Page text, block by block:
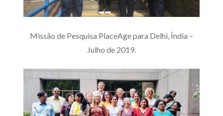
Missão de Pesquisa PlaceAge para Delhi, Índia –
Julho de 2019.